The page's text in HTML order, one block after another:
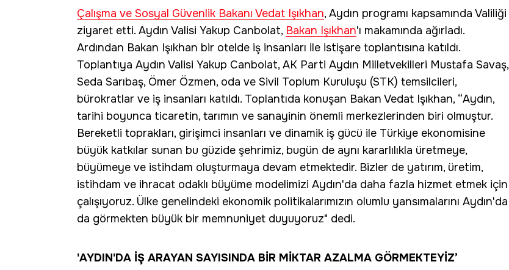
Çalışma ve Sosyal Güvenlik Bakanı Vedat Işıkhan, Aydın programı kapsamında Valiliği
ziyaret etti. Aydın Valisi Yakup Canbolat, Bakan Işıkhan'ı makamında ağırladı.
Ardından Bakan Işıkhan bir otelde iş insanları ile istişare toplantısına katıldı.
Toplantıya Aydın Valisi Yakup Canbolat, AK Parti Aydın Milletvekilleri Mustafa Savaş,
Seda Sarıbaş, Ömer Özmen, oda ve Sivil Toplum Kuruluşu (STK) temsilcileri,
bürokratlar ve iş insanları katıldı. Toplantıda konuşan Bakan Vedat Işıkhan, “Aydın,
tarihi boyunca ticaretin, tarımın ve sanayinin önemli merkezlerinden biri olmuştur.
Bereketli toprakları, girişimci insanları ve dinamik iş gücü ile Türkiye ekonomisine
büyük katkılar sunan bu güzide şehrimiz, bugün de aynı kararlılıkla üretmeye,
büyümeye ve istihdam oluşturmaya devam etmektedir. Bizler de yatırım, üretim,
istihdam ve ihracat odaklı büyüme modelimizi Aydın'da daha fazla hizmet etmek için
çalışıyoruz. Ülke genelindeki ekonomik politikalarımızın olumlu yansımalarını Aydın'da
da görmekten büyük bir memnuniyet duyuyoruz" dedi.
'AYDIN'DA İŞ ARAYAN SAYISINDA BİR MİKTAR AZALMA GÖRMEKTEYİZ’